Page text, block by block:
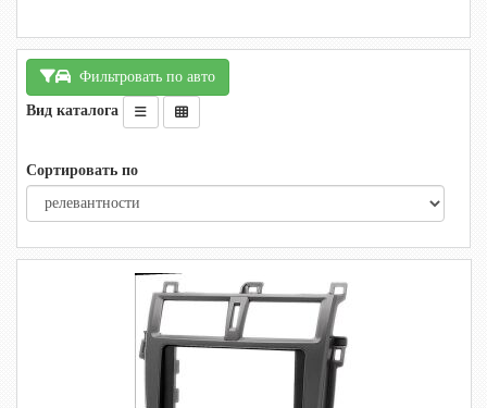
Фильтровать по авто
Вид каталога
Сортировать по